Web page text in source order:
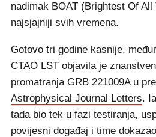
nadimak BOAT (Brightest Of All
najsjajniji svih vremena.
Gotovo tri godine kasnije,
CTAO LST objavila je
promatranja GRB 221009A u
Astrophysical Journal Letters.
tada bio tek u fazi testiranja,
povijesni događaj i time